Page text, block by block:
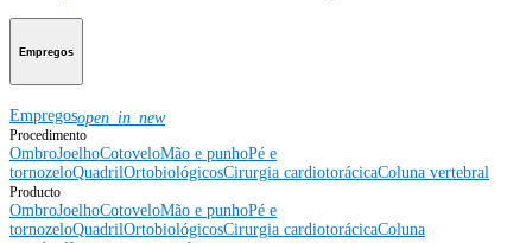
Empregos
Empregosopen_in_new
Procedimento
OmbroJoelhoCotoveloMão e punhoPé e
tornozeloQuadrilOrtobiológicosCirurgia cardiotorácicaColuna vertebral
Producto
OmbroJoelhoCotoveloMão e punhoPé e
tornozeloQuadrilOrtobiológicosCirurgia cardiotorácicaColuna